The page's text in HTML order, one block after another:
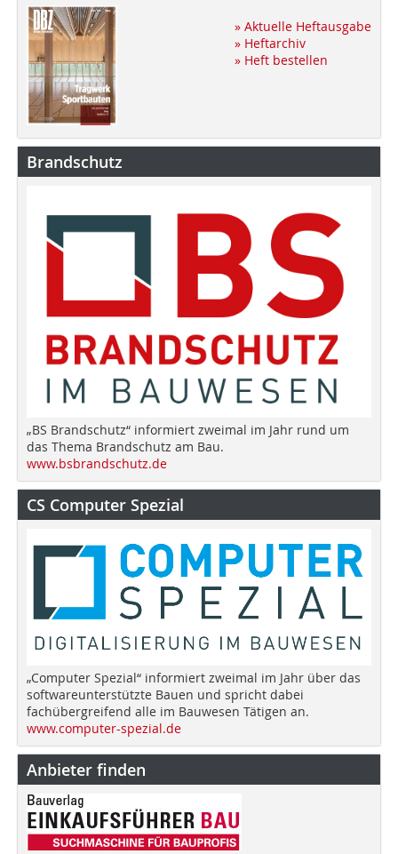
» Aktuelle Heftausgabe
» Heftarchiv
» Heft bestellen
Brandschutz
„BS Brandschutz“ informiert zweimal im Jahr rund um
das Thema Brandschutz am Bau.
www.bsbrandschutz.de
CS Computer Spezial
„Computer Spezial“ informiert zweimal im Jahr über das
softwareunterstützte Bauen und spricht dabei
fachübergreifend alle im Bauwesen Tätigen an.
www.computer-spezial.de
Anbieter finden